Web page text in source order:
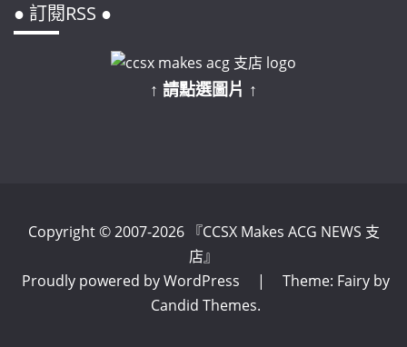
● 訂閱RSS ●
↑ 請點選圖片 ↑
Copyright © 2007-2026 『CCSX Makes ACG NEWS 支
店』
Proudly powered by WordPress
|
Theme: Fairy by
Candid Themes.